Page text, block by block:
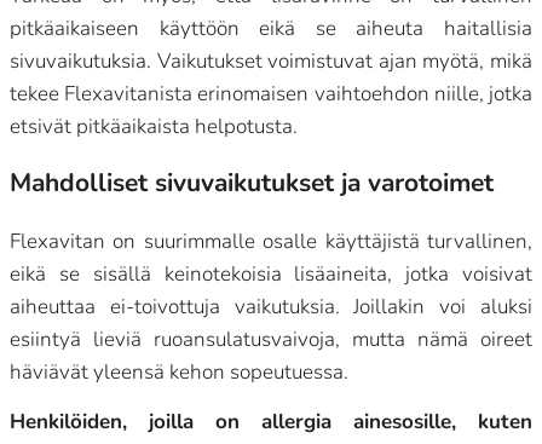
pitkäaikaiseen käyttöön eikä se aiheuta haitallisia
sivuvaikutuksia. Vaikutukset voimistuvat ajan myötä, mikä
tekee Flexavitanista erinomaisen vaihtoehdon niille, jotka
etsivät pitkäaikaista helpotusta.
Mahdolliset sivuvaikutukset ja varotoimet
Flexavitan on suurimmalle osalle käyttäjistä turvallinen,
eikä se sisällä keinotekoisia lisäaineita, jotka voisivat
aiheuttaa ei-toivottuja vaikutuksia. Joillakin voi aluksi
esiintyä lieviä ruoansulatusvaivoja, mutta nämä oireet
häviävät yleensä kehon sopeutuessa.
Henkilöiden, joilla on allergia ainesosille, kuten